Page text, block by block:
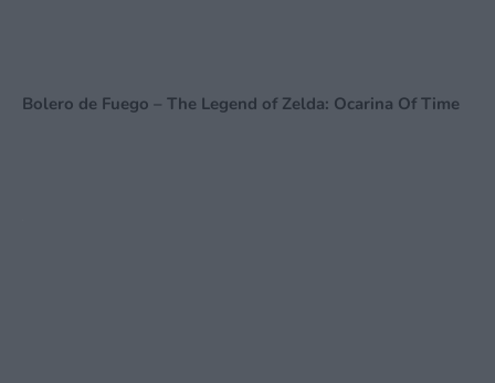
Bolero de Fuego – The Legend of Zelda: Ocarina Of Time